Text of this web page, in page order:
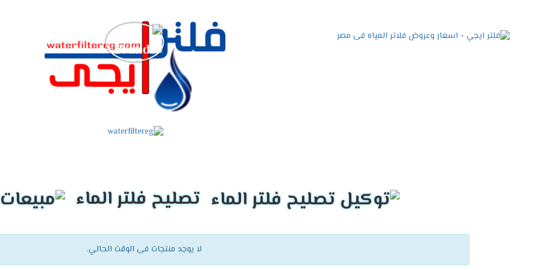
تصليح فلتر الماء
لا يوجد منتجات فى الوقت الحالي.